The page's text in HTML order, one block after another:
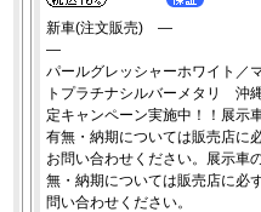
新車(注文販売) ―
―
パールグレッシャーホワイト／
トプラチナシルバーメタリ 沖
定キャンペーン実施中！！展示
有無・納期については販売店に
お問い合わせください。展示車
無・納期については販売店に必
問い合わせください。